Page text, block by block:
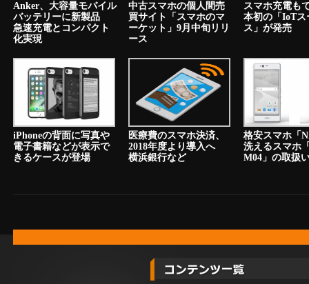
Anker、大容量モバイル
バッテリーに新製品
急速充電とコンパクト
化実現
中古スマホの個人間売
買サイト「スマホのマ
ーケット」9月中旬リリ
ース
スマホ充電も
本初の「IoTス
ス」が発売
iPhoneの背面に写真や
電子書籍などが表示で
きるケースが登場
医療費のスマホ決済、
2018年度より導入へ
横浜銀行など
格安スマホ
洗えるスマホ
M04」の取扱